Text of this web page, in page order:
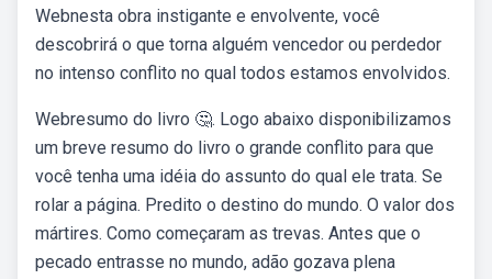
Webnesta obra instigante e envolvente, você
descobrirá o que torna alguém vencedor ou perdedor
no intenso conflito no qual todos estamos envolvidos.
Webresumo do livro 🤔. Logo abaixo disponibilizamos
um breve resumo do livro o grande conflito para que
você tenha uma idéia do assunto do qual ele trata. Se
rolar a página. Predito o destino do mundo. O valor dos
mártires. Como começaram as trevas. Antes que o
pecado entrasse no mundo, adão gozava plena